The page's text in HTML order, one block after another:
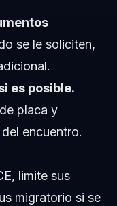
se le soliciten,
es posible.
placa y
encuentro.
limite sus
migratorio si se